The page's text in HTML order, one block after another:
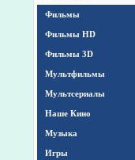
Фильмы
Фильмы HD
Фильмы 3D
Мультфильмы
Мультсериалы
Наше Кино
Музыка
Игры